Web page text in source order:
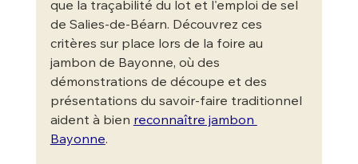
que la traçabilité du lot et l'emploi de sel
de Salies-de-Béarn. Découvrez ces
critères sur place lors de la foire au
jambon de Bayonne, où des
démonstrations de découpe et des
présentations du savoir-faire traditionnel
aident à bien reconnaître jambon
Bayonne.